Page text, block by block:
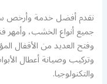
نقدم أفضل خدمة وأرخص
جميع أنواع الخشب، وأمهر
وفتح العديد من الأقفال
وتركيب وصيانة أعطال
والتكنولوجيا.